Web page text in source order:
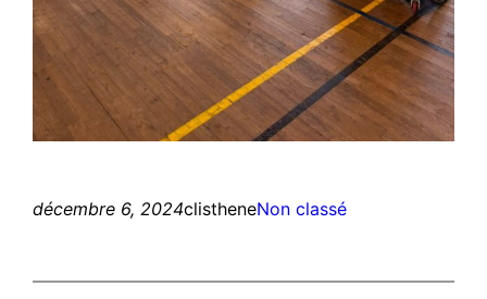
décembre 6, 2024clistheneNon classé